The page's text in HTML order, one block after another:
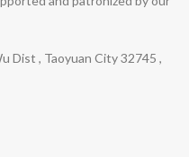
Dist , Taoyuan City 32745 ,